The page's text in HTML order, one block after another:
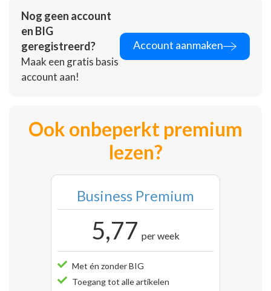
Nog geen account
en BIG
geregistreerd?
Maak een gratis basis
account aan!
Account aanmaken
Ook onbeperkt premium
lezen?
Business Premium
5,77 per week
Met én zonder BIG
Toegang tot alle artikelen